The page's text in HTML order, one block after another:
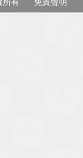
權所有 免責聲明